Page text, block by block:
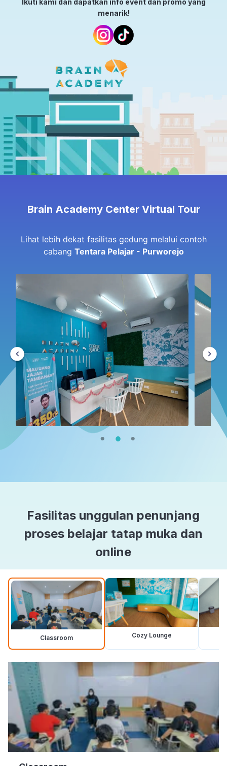
Ikuti kami dan dapatkan info event dan promo yang
menarik!
Brain Academy Center Virtual Tour
Lihat lebih dekat fasilitas gedung melalui contoh
cabang Tentara Pelajar - Purworejo
Fasilitas unggulan penunjang
proses belajar tatap muka dan
online
Classroom Cozy Lounge